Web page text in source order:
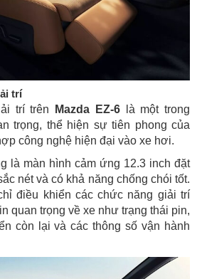
trí
trí trên
Mazda EZ-6là một trong
trọng, thể hiện sự tiên phong của
công nghệ hiện đại vào xe hơi.
là màn hình cảm ứng 12.3 inch đặt
nét và có khả năng chống chói tốt.
điều khiển các chức năng giải trí
quan trọng về xe như trạng thái pin,
còn lại và các thông số vận hành